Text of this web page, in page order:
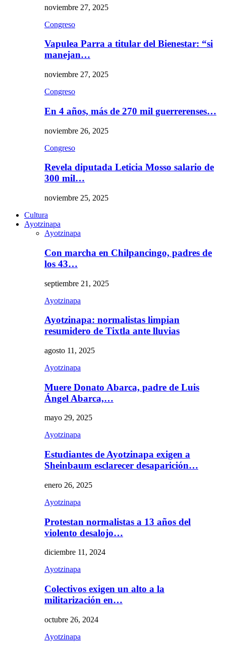
noviembre 27, 2025
Congreso
Vapulea Parra a titular del Bienestar: “si
manejan…
noviembre 27, 2025
Congreso
En 4 años, más de 270 mil guerrerenses…
noviembre 26, 2025
Congreso
Revela diputada Leticia Mosso salario de
300 mil…
noviembre 25, 2025
Cultura
Ayotzinapa
Ayotzinapa
Con marcha en Chilpancingo, padres de
los 43…
septiembre 21, 2025
Ayotzinapa
Ayotzinapa: normalistas limpian
resumidero de Tixtla ante lluvias
agosto 11, 2025
Ayotzinapa
Muere Donato Abarca, padre de Luis
Ángel Abarca,…
mayo 29, 2025
Ayotzinapa
Estudiantes de Ayotzinapa exigen a
Sheinbaum esclarecer desaparición…
enero 26, 2025
Ayotzinapa
Protestan normalistas a 13 años del
violento desalojo…
diciembre 11, 2024
Ayotzinapa
Colectivos exigen un alto a la
militarización en…
octubre 26, 2024
Ayotzinapa